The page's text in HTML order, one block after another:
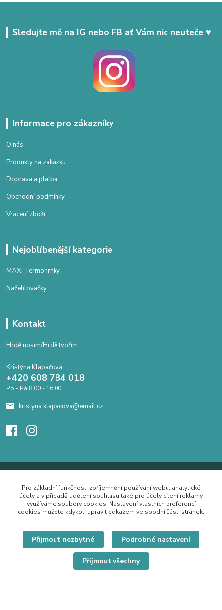
Sledujte mě na IG nebo FB ať Vám nic neuteče ♥
Informace pro zákazníky
O nás
Produkty na zakázku
Doprava a platba
Obchodní podmínky
Vrácení zboží
Nejoblíbenější kategorie
MAXI Termohrnky
Nažehlovačky
Kontakt
Hrdě nosím/Hrdě tvořím
Kristýna Klapačová
+420 608 784 018
Po - Pá 8.00 - 16.00
kristyna.klapacova@email.cz
Pro základní funkčnost, zpříjemnění používání webu, analytické
účely a v případě udělení souhlasu také pro účely cílení reklamy
využíváme soubory cookies. Nastavení vlastních preferencí
cookies můžete kdykoli upravit odkazem ve spodní části stránek.
Přijmout nezbytné Podrobné nastavení
Přijmout všechny